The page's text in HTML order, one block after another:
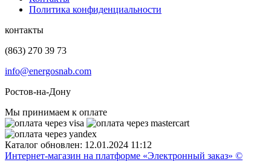
Политика конфиденциальности
контакты
(863) 270 39 73
info@energosnab.com
Ростов-на-Дону
Мы принимаем к оплате
Каталог обновлен: 12.01.2024 11:12
Интернет-магазин на платформе «Электронный заказ» ©